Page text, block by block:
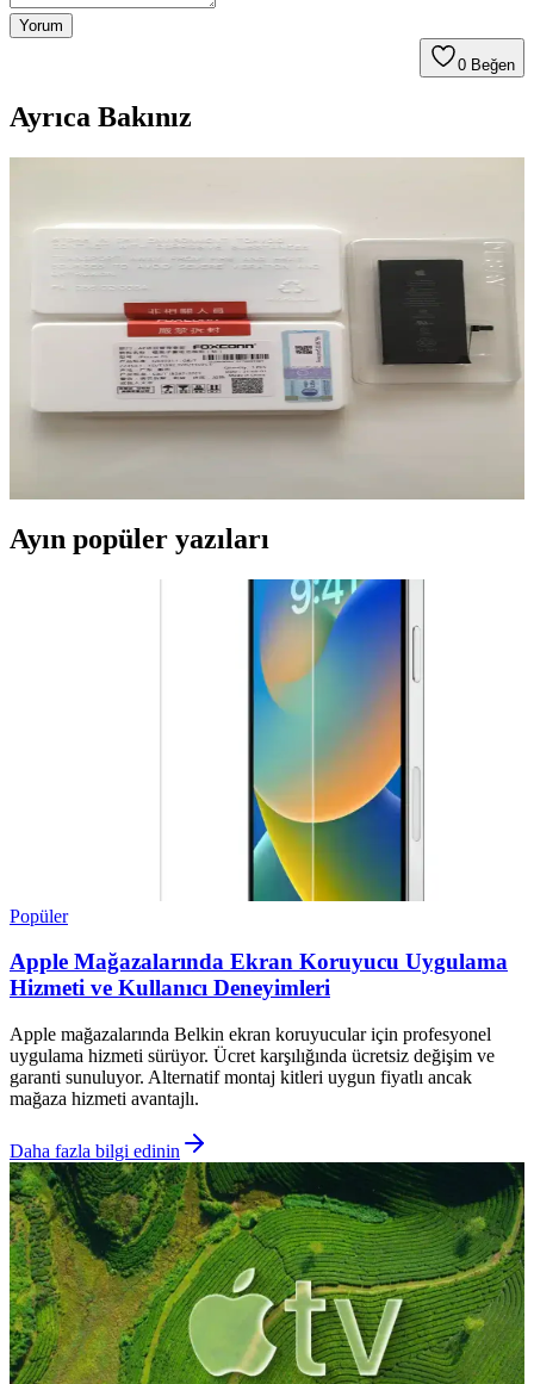
Yorum
0 Beğen
Ayrıca Bakınız
Süreçleri Hakkında Detaylar
iPhone 11'in üretim yeri hakkında detaylar sınırlı olsa da, Apple'ın
Çin'deki Foxconn ve Pegatron fabrikalarıyla küresel tedarik
zincirine odaklanıyoruz.
Foxconn Batarya Yorumları ve Elektronik
Sektöründeki Yeri Analizi
Foxconn batarya yorumları, performans ve güvenilirlik açısından
kullanıcılardan gelen çeşitli geri bildirimleri içeriyor. Orijinallik ve
Ayın popüler yazıları
Popüler
Apple Mağazalarında Ekran Koruyucu Uygulama
Hizmeti ve Kullanıcı Deneyimleri
Apple mağazalarında Belkin ekran koruyucular için profesyonel
uygulama hizmeti sürüyor. Ücret karşılığında ücretsiz değişim ve
garanti sunuluyor. Alternatif montaj kitleri uygun fiyatlı ancak
mağaza hizmeti avantajlı.
Daha fazla bilgi edinin